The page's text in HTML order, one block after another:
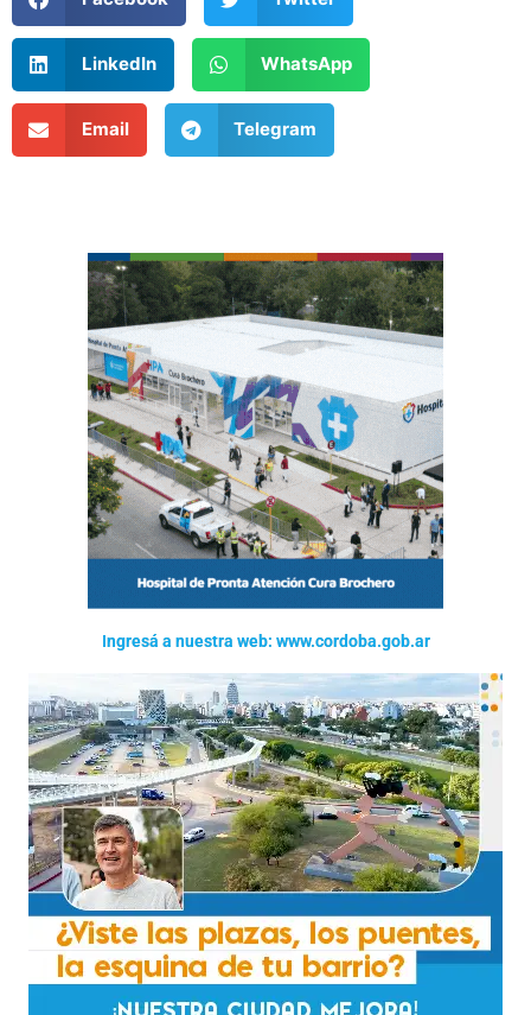
LinkedIn WhatsApp
Email Telegram
Ingresá a nuestra web: www.cordoba.gob.ar